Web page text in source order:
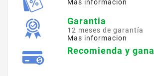
Mas informacion
Garantia
12 meses de garantía
Mas informacion
Recomienda y gana